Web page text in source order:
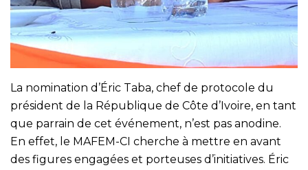
La nomination d’Éric Taba, chef de protocole du
président de la République de Côte d’Ivoire, en tant
que parrain de cet événement, n’est pas anodine.
En effet, le MAFEM-CI cherche à mettre en avant
des figures engagées et porteuses d’initiatives. Éric